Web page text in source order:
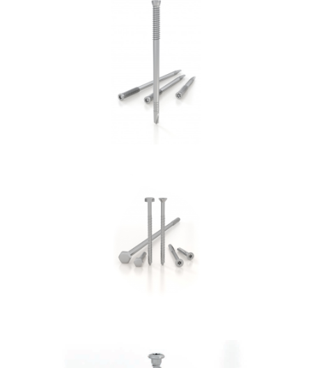
Vite per cemento SKR:SKS
ROTHOBLAAS